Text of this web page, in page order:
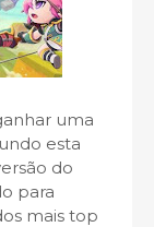
uma
esta
do
para
mais top